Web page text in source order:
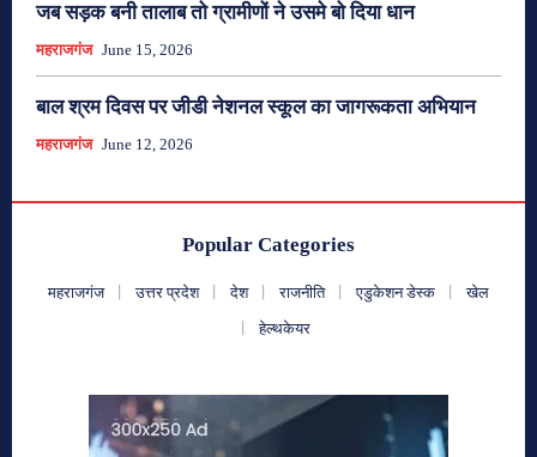
जब सड़क बनी तालाब तो ग्रामीणों ने उसमे बो दिया धान
महराजगंज June 15, 2026
बाल श्रम दिवस पर जीडी नेशनल स्कूल का जागरूकता अभियान
महराजगंज June 12, 2026
Popular Categories
महराजगंज उत्तर प्रदेश देश राजनीति एडुकेशन डेस्क
खेल
हेल्थकेयर